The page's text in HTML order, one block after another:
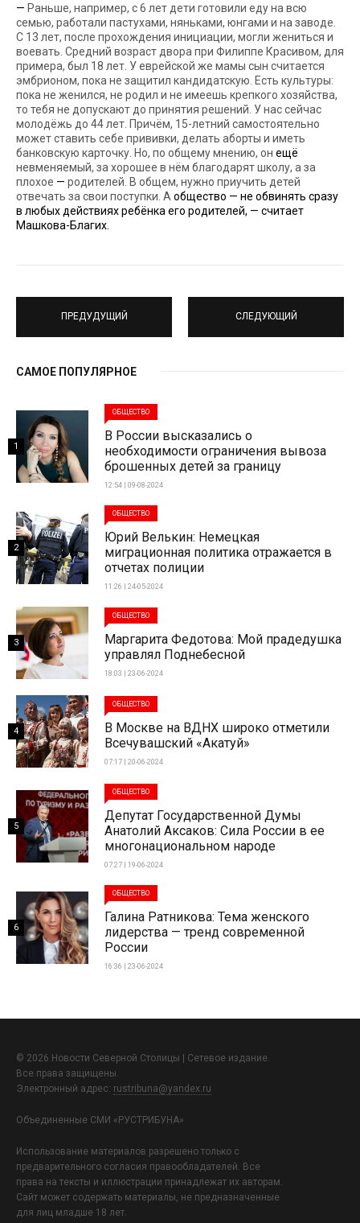
— Раньше, например, с 6 лет дети готовили еду на всю
семью, работали пастухами, няньками, юнгами и на заводе.
С 13 лет, после прохождения инициации, могли жениться и
воевать. Средний возраст двора при Филиппе Красивом, для
примера, был 18 лет. У еврейской же мамы сын считается
эмбрионом, пока не защитил кандидатскую. Есть культуры:
пока не женился, не родил и не имеешь крепкого хозяйства,
то тебя не допускают до принятия решений. У нас сейчас
молодёжь до 44 лет. Причём, 15-летний самостоятельно
может ставить себе прививки, делать аборты и иметь
банковскую карточку. Но, по общему мнению, он ещё
невменяемый, за хорошее в нём благодарят школу, а за
плохое — родителей. В общем, нужно приучить детей
отвечать за свои поступки. А общество — не обвинять сразу
в любых действиях ребёнка его родителей, — считает
Машкова-Благих.
ПРЕДУДУЩИЙ СЛЕДУЮЩИЙ
САМОЕ ПОПУЛЯРНОЕ
ОБЩЕСТВО
В России высказались о
необходимости ограничения вывоза
брошенных детей за границу
12:54 | 09-08-2024
1
ОБЩЕСТВО
Юрий Велькин: Немецкая
миграционная политика отражается в
отчетах полиции
11:26 | 24-05-2024
2
ОБЩЕСТВО
Маргарита Федотова: Мой прадедушка
управлял Поднебесной
18:03 | 23-06-2024
3
ОБЩЕСТВО
В Москве на ВДНХ широко отметили
Всечувашский «Акатуй»
07:17 | 20-06-2024
4
ОБЩЕСТВО
Депутат Государственной Думы
Анатолий Аксаков: Сила России в ее
многонациональном народе
07:27 | 19-06-2024
5
ОБЩЕСТВО
Галина Ратникова: Тема женского
лидерства — тренд современной
России
16:36 | 23-06-2024
6
© 2026 Новости Северной Столицы | Сетевое издание.
Все права защищены.
Электронный адрес: rustribuna@yandex.ru
Объединенные СМИ «РУСТРИБУНА»
Использование материалов разрешено только с
предварительного согласия правообладателей. Все
права на тексты и иллюстрации принадлежат их авторам.
Сайт может содержать материалы, не предназначенные
для лиц младше 18 лет.